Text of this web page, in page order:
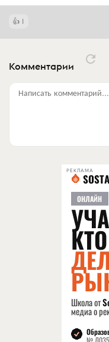
1
Комментарии
Написать комментарий...
РЕКЛАМА